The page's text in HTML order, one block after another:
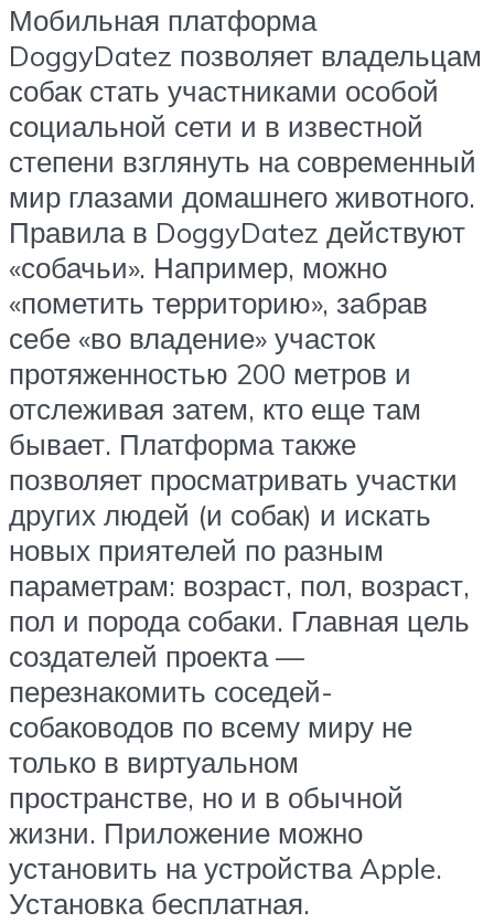
Мобильная платформа
DoggyDatez позволяет владельцам
собак стать участниками особой
социальной сети и в известной
степени взглянуть на современный
мир глазами домашнего животного.
Правила в DoggyDatez действуют
«собачьи». Например, можно
«пометить территорию», забрав
себе «во владение» участок
протяженностью 200 метров и
отслеживая затем, кто еще там
бывает. Платформа также
позволяет просматривать участки
других людей (и собак) и искать
новых приятелей по разным
параметрам: возраст, пол, возраст,
пол и порода собаки. Главная цель
создателей проекта —
перезнакомить соседей-
собаководов по всему миру не
только в виртуальном
пространстве, но и в обычной
жизни. Приложение можно
установить на устройства Apple.
Установка бесплатная.